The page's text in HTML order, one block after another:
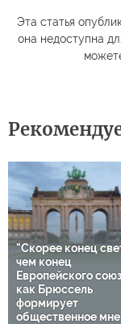
Эта статья
она недоступна
"Скорее конец
чем конец
Европейского
как Брюссель
формирует
общественное